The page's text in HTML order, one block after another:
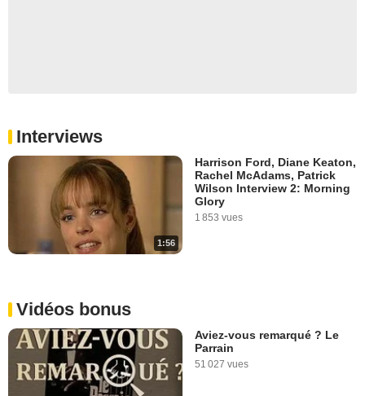
Interviews
1:56
Harrison Ford, Diane Keaton,
Rachel McAdams, Patrick
Wilson Interview 2: Morning
Glory
1 853 vues
Vidéos bonus
Aviez-vous remarqué ? Le
Parrain
51 027 vues